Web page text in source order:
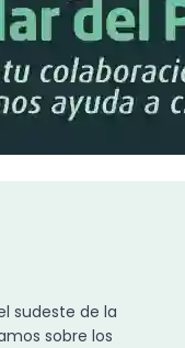
sudeste de la
sobre los